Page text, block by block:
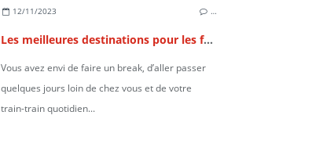
12/11/2023 …
Les meilleures destinations pour les fêtes de fin d’année
Vous avez envi de faire un break, d’aller passer
quelques jours loin de chez vous et de votre
train-train quotidien...